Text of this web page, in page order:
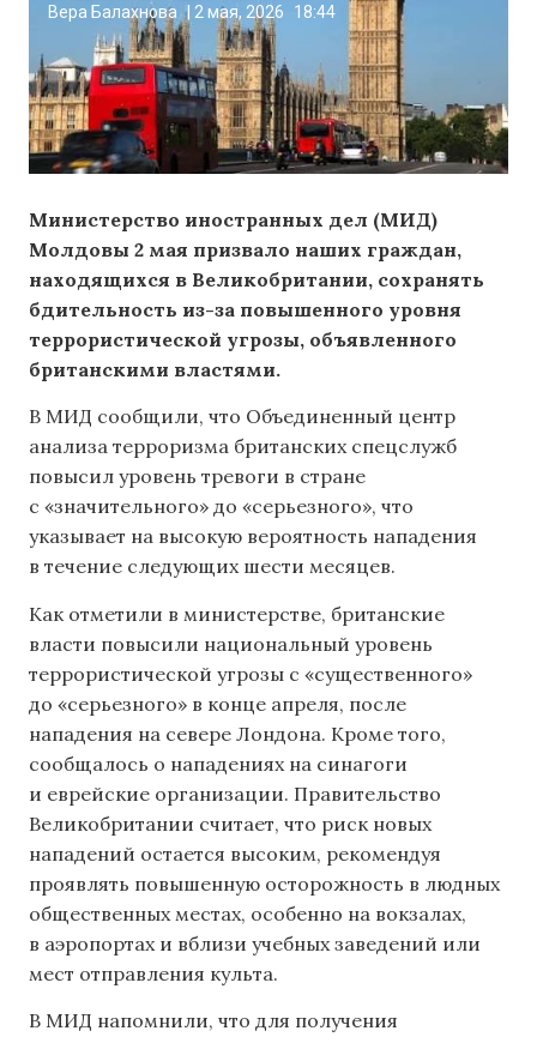
Вера Балахнова 2 мая, 2026 18:44
Министерство иностранных дел (МИД)
Молдовы 2 мая призвало наших граждан,
находящихся в Великобритании, сохранять
бдительность из-за повышенного уровня
террористической угрозы, объявленного
британскими властями.
В МИД сообщили, что Объединенный центр
анализа терроризма британских спецслужб
повысил уровень тревоги в стране
с «значительного» до «серьезного», что
указывает на высокую вероятность нападения
в течение следующих шести месяцев.
Как отметили в министерстве, британские
власти повысили национальный уровень
террористической угрозы с «существенного»
до «серьезного» в конце апреля, после
нападения на севере Лондона. Кроме того,
сообщалось о нападениях на синагоги
и еврейские организации. Правительство
Великобритании считает, что риск новых
нападений остается высоким, рекомендуя
проявлять повышенную осторожность в людных
общественных местах, особенно на вокзалах,
в аэропортах и ​​вблизи учебных заведений или
мест отправления культа.
В МИД напомнили, что для получения